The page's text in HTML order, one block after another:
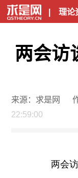
| 理论
两会访
来源：求是网
22:59:00
两会